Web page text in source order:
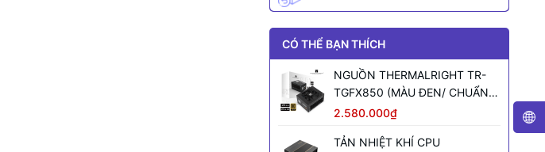
CÓ THỂ BẠN THÍCH
NGUỒN THERMALRIGHT TR-
TGFX850 (MÀU ĐEN/ CHUẨN
SFX/ FULL MODULAR/ 850W)
2.580.000₫
TẢN NHIỆT KHÍ CPU